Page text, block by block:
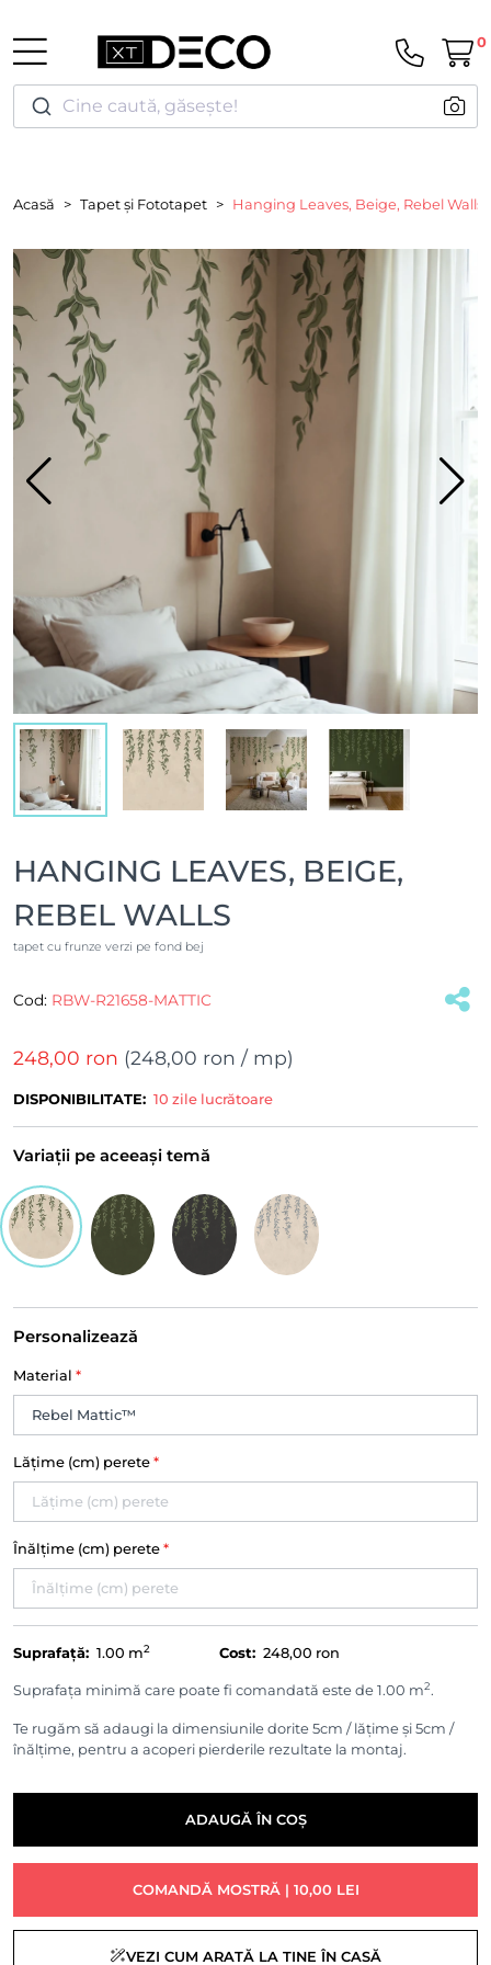
Cine caută, găsește!
0
Acasă Tapet și Fototapet Hanging Leaves, Beige, Rebel Walls
HANGING LEAVES, BEIGE,
REBEL WALLS
tapet cu frunze verzi pe fond bej
Cod: RBW-R21658-MATTIC
248,00 ron (248,00 ron / mp)
DISPONIBILITATE: 10 zile lucrătoare
Variații pe aceeași temă
Personalizează
Material *
Lățime (cm) perete *
Înălțime (cm) perete *
Suprafață: 1.00 m2 Cost: 248,00 ron
Suprafața minimă care poate fi comandată este de 1.00 m2.
Te rugăm să adaugi la dimensiunile dorite 5cm / lățime și 5cm /
înălțime, pentru a acoperi pierderile rezultate la montaj.
ADAUGĂ ÎN COȘ
COMANDĂ MOSTRĂ | 10,00 LEI
VEZI CUM ARATĂ LA TINE ÎN CASĂ